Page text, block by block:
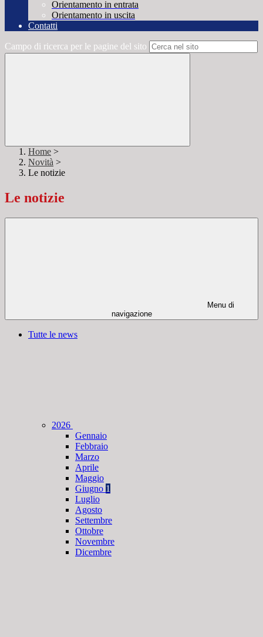
Orientamento in entrata
Orientamento in uscita
Contatti
Campo di ricerca per le pagine del sito
Home >
Novità >
Le notizie
Le notizie
Menu di
navigazione
Tutte le news
2026
Gennaio
Febbraio
Marzo
Aprile
Maggio
Giugno 1
Luglio
Agosto
Settembre
Ottobre
Novembre
Dicembre